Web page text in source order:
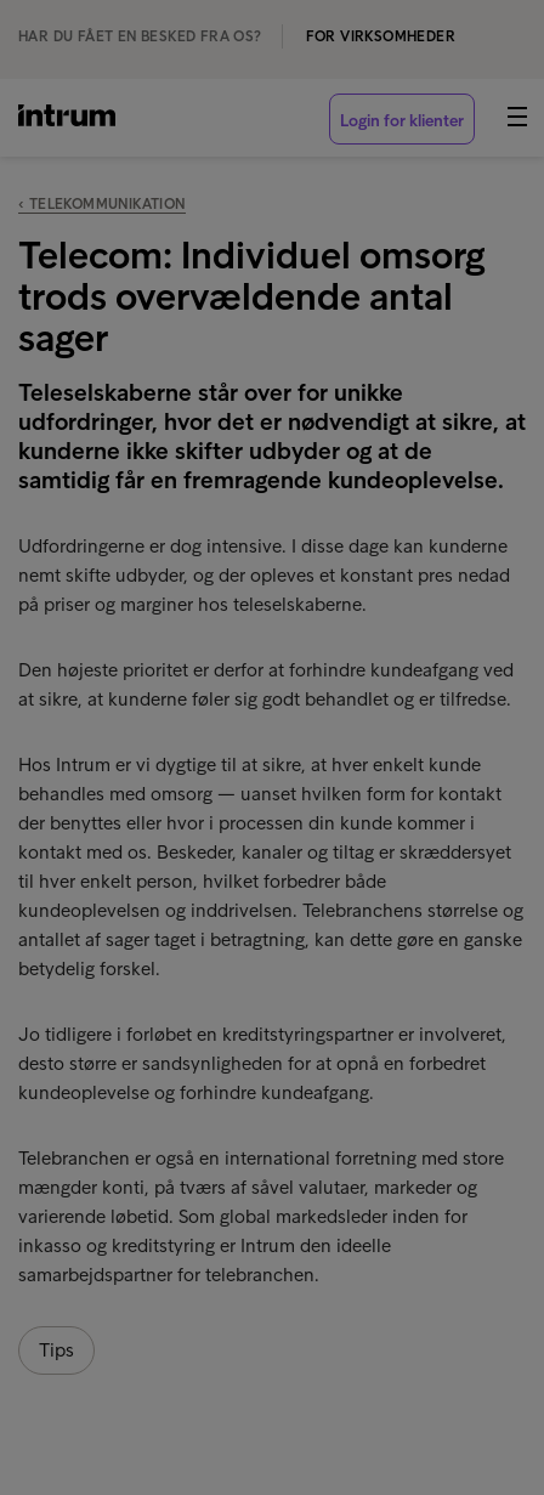
HAR DU FÅET EN BESKED FRA OS? FOR VIRKSOMHEDER
Login for klienter
‹ TELEKOMMUNIKATION
Telecom: Individuel omsorg
trods overvældende antal
sager
Teleselskaberne står over for unikke
udfordringer, hvor det er nødvendigt at sikre, at
kunderne ikke skifter udbyder og at de
samtidig får en fremragende kundeoplevelse.
Udfordringerne er dog intensive. I disse dage kan kunderne
nemt skifte udbyder, og der opleves et konstant pres nedad
på priser og marginer hos teleselskaberne.
Den højeste prioritet er derfor at forhindre kundeafgang ved
at sikre, at kunderne føler sig godt behandlet og er tilfredse.
Hos Intrum er vi dygtige til at sikre, at hver enkelt kunde
behandles med omsorg — uanset hvilken form for kontakt
der benyttes eller hvor i processen din kunde kommer i
kontakt med os. Beskeder, kanaler og tiltag er skræddersyet
til hver enkelt person, hvilket forbedrer både
kundeoplevelsen og inddrivelsen. Telebranchens størrelse og
antallet af sager taget i betragtning, kan dette gøre en ganske
betydelig forskel.
Jo tidligere i forløbet en kreditstyringspartner er involveret,
desto større er sandsynligheden for at opnå en forbedret
kundeoplevelse og forhindre kundeafgang.
Telebranchen er også en international forretning med store
mængder konti, på tværs af såvel valutaer, markeder og
varierende løbetid. Som global markedsleder inden for
inkasso og kreditstyring er Intrum den ideelle
samarbejdspartner for telebranchen.
Tips